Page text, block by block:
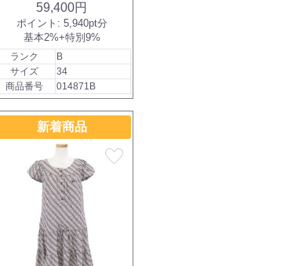
59,400円
ポイント: 5,940pt分
基本2%+特別9%
ランク
B
サイズ
34
商品番号
014871B
新着商品
favorite